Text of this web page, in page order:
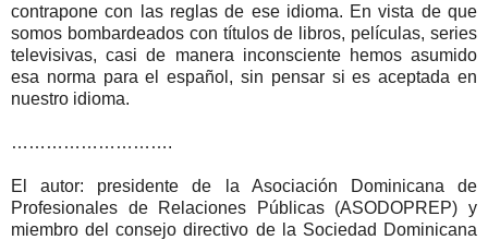
contrapone con las reglas de ese idioma. En vista de que
somos bombardeados con títulos de libros, películas, series
televisivas, casi de manera inconsciente hemos asumido
esa norma para el español, sin pensar si es aceptada en
nuestro idioma.
……………………….
El autor: presidente de la Asociación Dominicana de
Profesionales de Relaciones Públicas (ASODOPREP) y
miembro del consejo directivo de la Sociedad Dominicana